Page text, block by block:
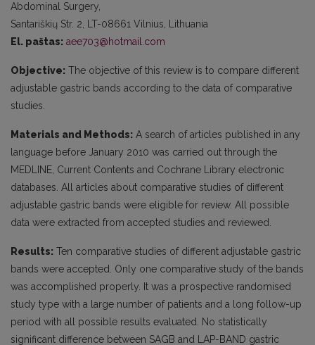
Abdominal Surgery,
Santariškių Str. 2, LT-08661 Vilnius, Lithuania
El. paštas: aee703@hotmail.com
Objective: The objective of this review is to compare different
adjustable gastric bands according to the data of comparative
studies.
Materials and Methods: A search of articles published in any
language before January 2010 was carried out through the
MEDLINE, Current Contents and Cochrane Library electronic
databases. All articles about comparative studies of different
adjustable gastric bands were eligible for review. All possible
data were extracted from accepted studies and reviewed.
Results: Ten comparative studies of different adjustable gastric
bands were accepted. Only one comparative study of the bands
was accomplished properly. It was a prospective randomised
study type with a large number of patients and a long follow-up
period with all possible results evaluated. No statistically
significant difference between SAGB and LAP-BAND gastric